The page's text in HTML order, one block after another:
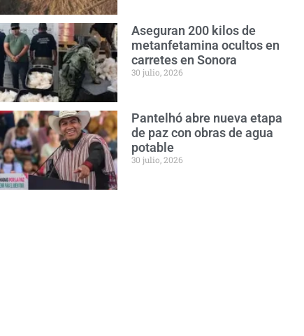
Aseguran 200 kilos de
metanfetamina ocultos en
carretes en Sonora
30 julio, 2026
Pantelhó abre nueva etapa
de paz con obras de agua
potable
30 julio, 2026